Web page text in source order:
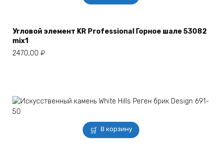
Угловой элемент KR Professional Горное шале 53082
mix1
2470,00 ₽
В корзину